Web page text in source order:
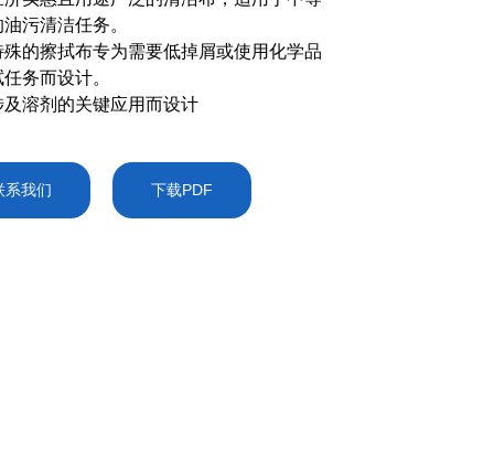
污清洁任务。
殊的擦拭布专为需要低掉屑或使用化学品
务而设计。
及溶剂的关键应用而设计
系我们 下载PDF